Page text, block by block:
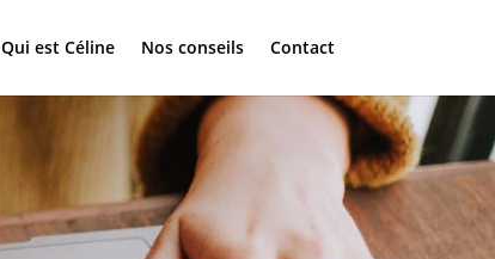
Qui est Céline Nos conseils Contact